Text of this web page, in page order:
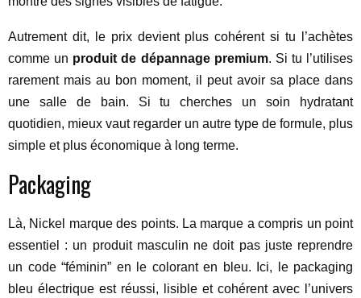
Autrement dit, le prix devient plus cohérent si tu l’achètes
comme un produit de dépannage premium. Si tu l’utilises
rarement mais au bon moment, il peut avoir sa place dans
une salle de bain. Si tu cherches un soin hydratant
quotidien, mieux vaut regarder un autre type de formule, plus
simple et plus économique à long terme.
Packaging
Là, Nickel marque des points. La marque a compris un point
essentiel : un produit masculin ne doit pas juste reprendre
un code “féminin” en le colorant en bleu. Ici, le packaging
bleu électrique est réussi, lisible et cohérent avec l’univers